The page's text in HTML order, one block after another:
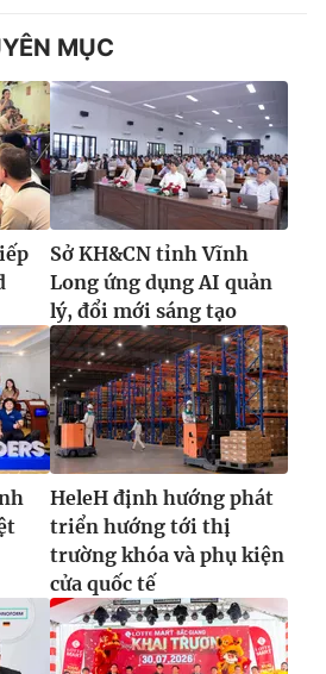
MỤC
Sở KH&CN tỉnh Vĩnh
Long ứng dụng AI quản
lý, đổi mới sáng tạo
HeleH định hướng phát
triển hướng tới thị
trường khóa và phụ kiện
cửa quốc tế